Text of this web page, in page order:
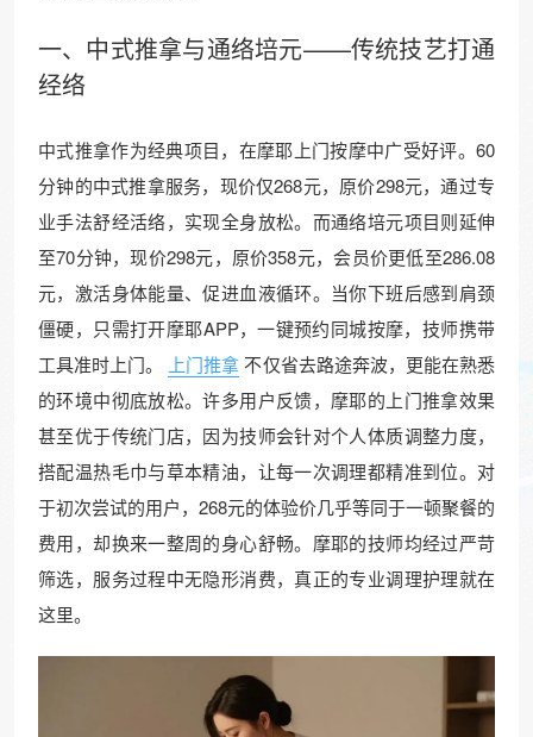
一、 中式推拿与通络培元——传统技艺打通
经络
中式推拿作为经典项目，在摩耶上门按摩中广受好评。60
分钟的中式推拿服务，现价仅268元，原价298元，通过专
业手法舒经活络，实现全身放松。而通络培元项目则延伸
至70分钟，现价298元，原价358元，会员价更低至286.08
元，激活身体能量、促进血液循环。当你下班后感到肩颈
僵硬，只需打开摩耶APP，一键预约同城按摩，技师携带
工具准时上门。
上门推拿 不仅省去路途奔波，更能在熟悉
的环境中彻底放松。许多用户反馈，摩耶的上门推拿效果
甚至优于传统门店，因为技师会针对个人体质调整力度，
搭配温热毛巾与草本精油，让每一次调理都精准到位。对
于初次尝试的用户，268元的体验价几乎等同于一顿聚餐的
费用，却换来一整周的身心舒畅。摩耶的技师均经过严苛
筛选，服务过程中无隐形消费，真正的专业调理护理就在
这里。